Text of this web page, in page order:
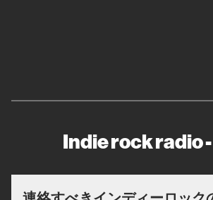
Indie rock radio